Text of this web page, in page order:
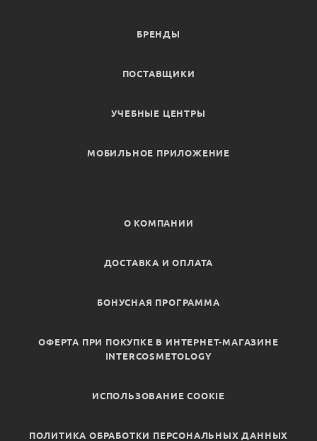
БРЕНДЫ
ПОСТАВЩИКИ
УЧЕБНЫЕ ЦЕНТРЫ
МОБИЛЬНОЕ ПРИЛОЖЕНИЕ
О КОМПАНИИ
ДОСТАВКА И ОПЛАТА
БОНУСНАЯ ПРОГРАММА
ОФЕРТА ПРИ ПОКУПКЕ В ИНТЕРНЕТ-МАГАЗИНЕ
INTERCOSMETOLOGY
ИСПОЛЬЗОВАНИЕ COOKIE
ПОЛИТИКА ОБРАБОТКИ ПЕРСОНАЛЬНЫХ ДАННЫХ